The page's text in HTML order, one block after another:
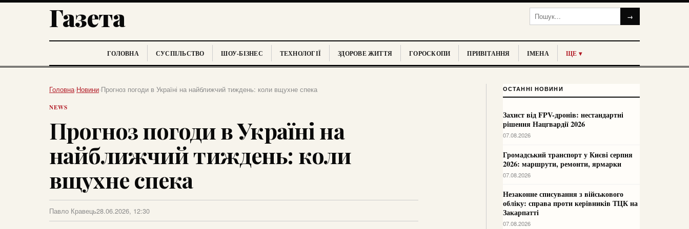
Газета →
ГОЛОВНА СУСПІЛЬСТВО ШОУ-БІЗНЕС ТЕХНОЛОГІЇ ЗДОРОВЕ ЖИТТЯ ГОРОСКОПИ ПРИВІТАННЯ ІМЕНА ЩЕ ▾
Головна›Новини›Прогноз погоди в Україні на найближчий тиждень: коли вщухне спека
NEWS
Прогноз погоди в Україні на
найближчий тиждень: коли
вщухне спека
Павло Кравець28.06.2026, 12:30
ОСТАННІ НОВИНИ
Захист від FPV-дронів: нестандартні
рішення Нацгвардії 2026
07.08.2026
Громадський транспорт у Києві серпня
2026: маршрути, ремонти, ярмарки
07.08.2026
Незаконне списування з військового
обліку: справа проти керівників ТЦК на
Закарпатті
07.08.2026